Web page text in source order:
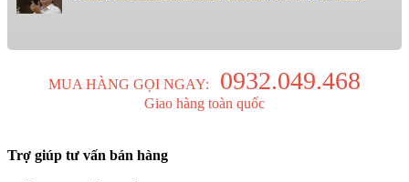
MUA HÀNG GỌI NGAY: 0932.049.468
Giao hàng toàn quốc
Trợ giúp tư vấn bán hàng